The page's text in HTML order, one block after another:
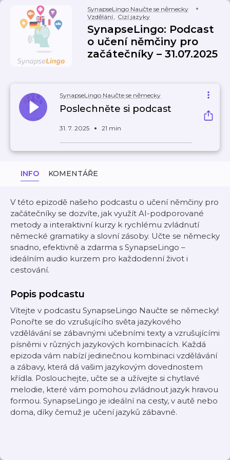
SynapseLingo Naučte se německy
Vzdělání, Cizí jazyky
SynapseLingo: Podcast
o učení němčiny pro
začátečníky – 31.07.2025
SynapseLingo Naučte se německy
Poslechněte si podcast
31. 7. 2025 21 min
INFO KOMENTÁŘE
V této epizodě našeho podcastu o učení němčiny pro
začátečníky se dozvíte, jak využít AI-podporované
metody a interaktivní kurzy k rychlému zvládnutí
německé gramatiky a slovní zásoby. Učte se německy
snadno, efektivně a zdarma s SynapseLingo –
ideálním audio kurzem pro každodenní život i
cestování.
Popis podcastu
Vítejte v podcastu SynapseLingo Naučte se německy!
Ponořte se do vzrušujícího světa jazykového
vzdělávání se zábavnými učebními texty a vzrušujícími
písněmi v různých jazykových kombinacích. Každá
epizoda vám nabízí jedinečnou kombinaci vzdělávání
a zábavy, která dá vašim jazykovým dovednostem
křídla. Poslouchejte, učte se a užívejte si chytlavé
melodie, které vám pomohou zvládnout jazyk hravou
formou. SynapseLingo je ideální na cesty, v autě nebo
doma, díky čemuž je učení jazyků zábavné.